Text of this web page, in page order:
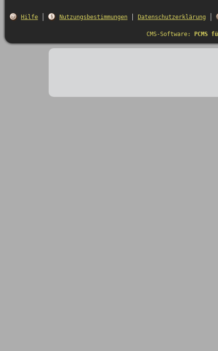
Hilfe Nutzungsbestimmungen Datenschutzerklärung
CMS-Software: PCMS